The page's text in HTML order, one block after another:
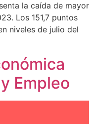
la caída de mayor
Los 151,7 puntos
niveles de julio del
Empleo